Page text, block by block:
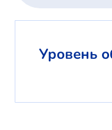
Уровень